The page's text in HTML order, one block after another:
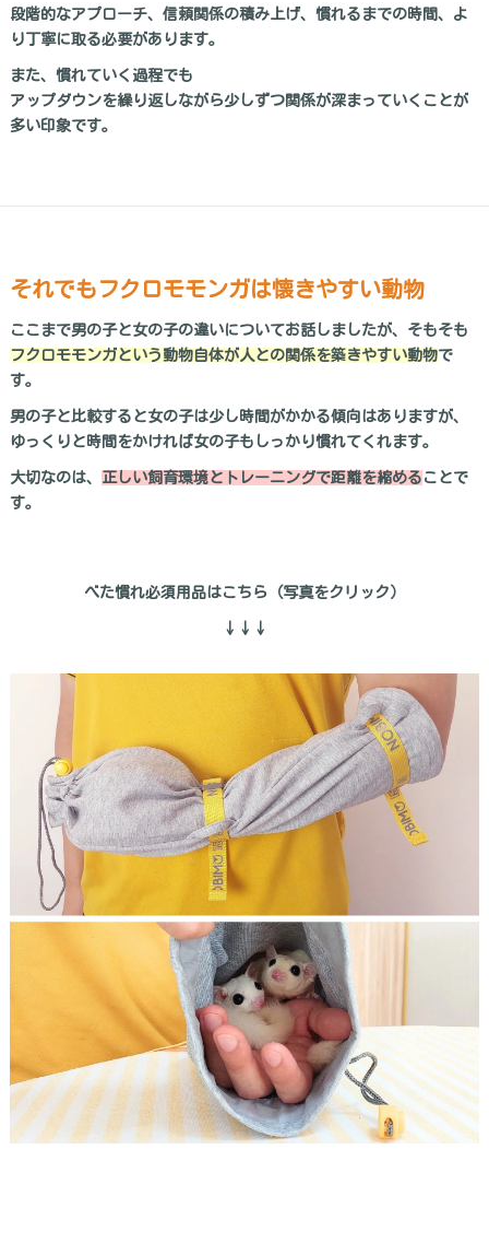
段階的なアプローチ、信頼関係の積み上げ、慣れるまでの時間、よ
り丁寧に取る必要があります。
また、慣れていく過程でも
アップダウンを繰り返しながら少しずつ関係が深まっていくことが
多い印象です。
それでもフクロモモンガは懐きやすい動物
ここまで男の子と女の子の違いについてお話しましたが、そもそも
フクロモモンガという動物自体が人との関係を築きやすい動物で
す。
男の子と比較すると女の子は少し時間がかかる傾向はありますが、
ゆっくりと時間をかければ女の子もしっかり慣れてくれます。
大切なのは、 正しい飼育環境とトレーニングで距離を縮める ことで
す。
べた慣れ必須用品はこちら（写真をクリック）
↓↓↓